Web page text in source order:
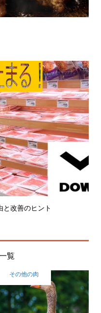
と改善のヒント
覧
その他の肉